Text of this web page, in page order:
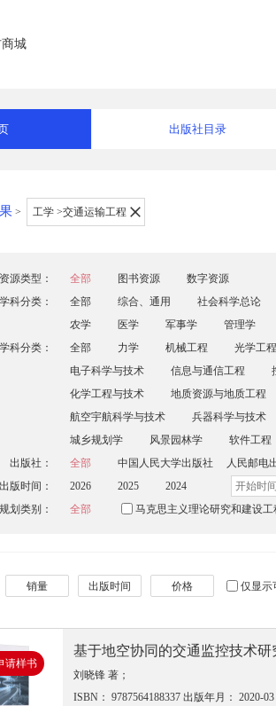
城
出版社目录
> 工学 >交通运输工程
资源类型： 全部 图书资源
数字资源
学科分类：
全部 综合、通用
社会科学总论
农学
医学 军事学
管理学
学科分类：
全部 力学 机械工程
光学工程
电子科学与技术
信息与通信工程
化学工程与技术
地质资源与地质工程
航空宇航科学与技术
兵器科学与技术
城乡规划学
风景园林学
软件工程
出版社：
全部 中国人民大学出版社
人民邮电
出版时间：
2026 2025
2024
规划类别：
全部 马克思主义理论研究和建设
销量 出版时间 价格 仅显示
请样书
基于地空协同的交通监控技术研
刘晓锋 著；
ISBN： 9787564188337 出版年月： 2020-03